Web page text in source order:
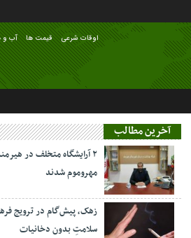
آب و قیمت ها اوقات شرعی
آخرین مطالب
۲ آرایشگاه متخلف در
مهروموم شدند
زهک، پیش‌گام در ترویج
سلامتِ بدون دخانیات